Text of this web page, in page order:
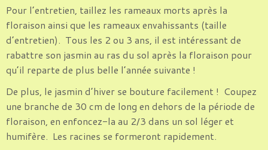
Pour l’entretien, taillez les rameaux morts après la
floraison ainsi que les rameaux envahissants (taille
d’entretien). Tous les 2 ou 3 ans, il est intéressant de
rabattre son jasmin au ras du sol après la floraison pour
qu’il reparte de plus belle l’année suivante !
De plus, le jasmin d’hiver se bouture facilement ! Coupez
une branche de 30 cm de long en dehors de la période de
floraison, en enfoncez-la au 2/3 dans un sol léger et
humifère. Les racines se formeront rapidement.